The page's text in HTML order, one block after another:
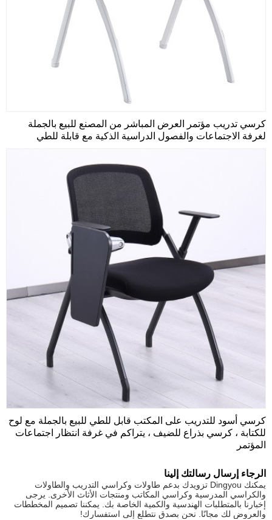
كرسي تدريب مؤتمر العرض المباشر من المصنع للبيع بالجملة
لغرفة الاجتماعات والفصول الدراسية الذكية مع قابلة للطي
كرسي أسود للتدريب على المكتب قابل للطي للبيع بالجملة مع لوح
للكتابة ، كرسي بذراع للضيف ، يتراكم في غرفة انتظار اجتماعات
المؤتمر
الرجاء إرسال رسالتك إلينا
يمكنك Dingyou تزويدك بدعم طاولات وكراسي التدريب والطاولات
والكراسي المدرسية وكراسي المكاتب ومنتجات الأثاث الأخرى. يرجى
إخبارنا بالمتطلبات الهندسية والكمية الخاصة بك. يمكننا تصميم المخططات
والعروض لك مجانًا. نحن بصدق نتطلع إلى استفسارك!